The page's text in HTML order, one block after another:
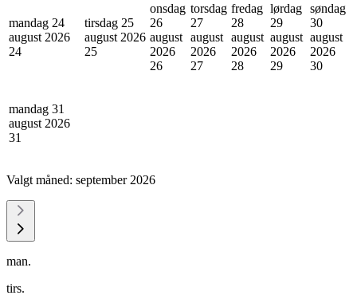
mandag 24
august 2026
24
tirsdag 25
august 2026
25
onsdag
26
august
2026
26
torsdag
27
august
2026
27
fredag
28
august
2026
28
lørdag
29
august
2026
29
søndag
30
august
2026
30
mandag 31
august 2026
31
Valgt måned: september 2026
man.
tirs.